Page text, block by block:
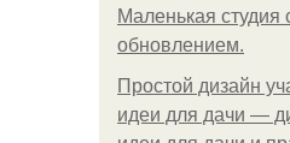
Маленькая
обновлением.
Простой дизайн
идеи для дачи —